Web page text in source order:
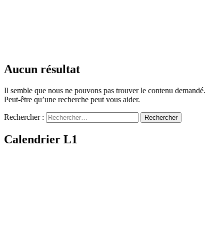
Aucun résultat
Il semble que nous ne pouvons pas trouver le contenu demandé.
Peut-être qu’une recherche peut vous aider.
Rechercher :
Calendrier L1